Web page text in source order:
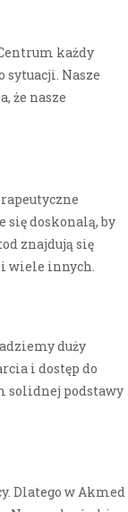
każdy
Nasze
że nasze
się doskonalą, by
znajdują się
wiele innych.
duży
i dostęp do
solidnej podstawy
Dlatego w Akmed